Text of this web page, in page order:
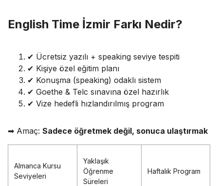
English Time İzmir Farkı Nedir?
✔ Ücretsiz yazılı + speaking seviye tespiti
✔ Kişiye özel eğitim planı
✔ Konuşma (speaking) odaklı sistem
✔ Goethe & Telc sınavına özel hazırlık
✔ Vize hedefli hızlandırılmış program
➡ Amaç: Sadece öğretmek değil, sonuca ulaştırmak
Almanca Kursu
Seviyeleri
Yaklaşık
Öğrenme
Süreleri
Haftalık Program